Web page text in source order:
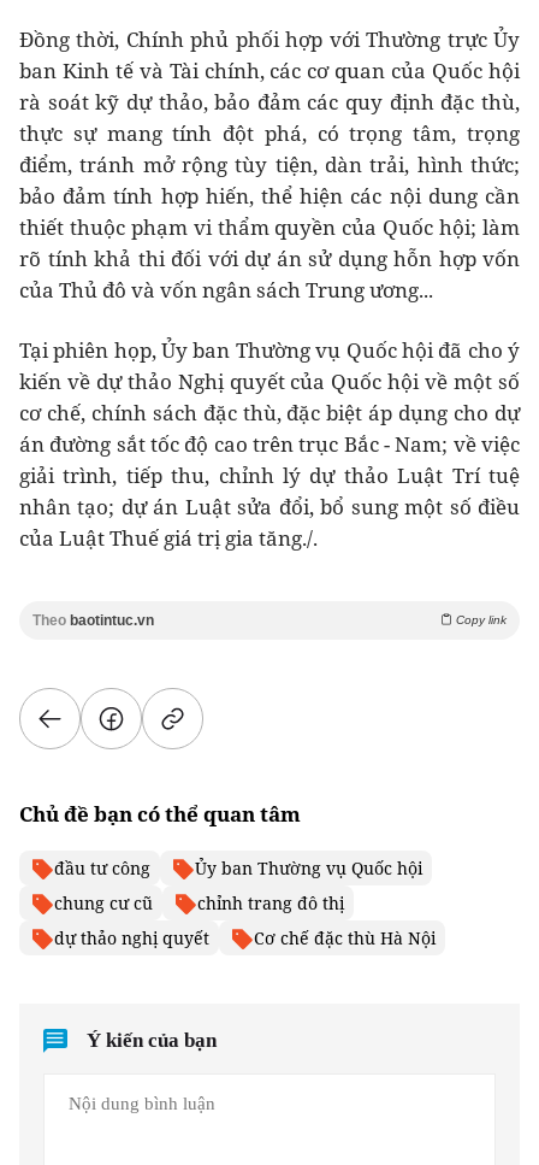
Đồng thời, Chính phủ phối hợp với Thường trực Ủy
ban Kinh tế và Tài chính, các cơ quan của Quốc hội
rà soát kỹ dự thảo, bảo đảm các quy định đặc thù,
thực sự mang tính đột phá, có trọng tâm, trọng
điểm, tránh mở rộng tùy tiện, dàn trải, hình thức;
bảo đảm tính hợp hiến, thể hiện các nội dung cần
thiết thuộc phạm vi thẩm quyền của Quốc hội; làm
rõ tính khả thi đối với dự án sử dụng hỗn hợp vốn
của Thủ đô và vốn ngân sách Trung ương...
Tại phiên họp, Ủy ban Thường vụ Quốc hội đã cho ý
kiến về dự thảo Nghị quyết của Quốc hội về một số
cơ chế, chính sách đặc thù, đặc biệt áp dụng cho dự
án đường sắt tốc độ cao trên trục Bắc - Nam; về việc
giải trình, tiếp thu, chỉnh lý dự thảo Luật Trí tuệ
nhân tạo; dự án Luật sửa đổi, bổ sung một số điều
của Luật Thuế giá trị gia tăng./.
Theo baotintuc.vn Copy link
Chủ đề bạn có thể quan tâm
đầu tư công
Ủy ban Thường vụ Quốc hội
chung cư cũ
chỉnh trang đô thị
dự thảo nghị quyết
Cơ chế đặc thù Hà Nội
Ý kiến của bạn